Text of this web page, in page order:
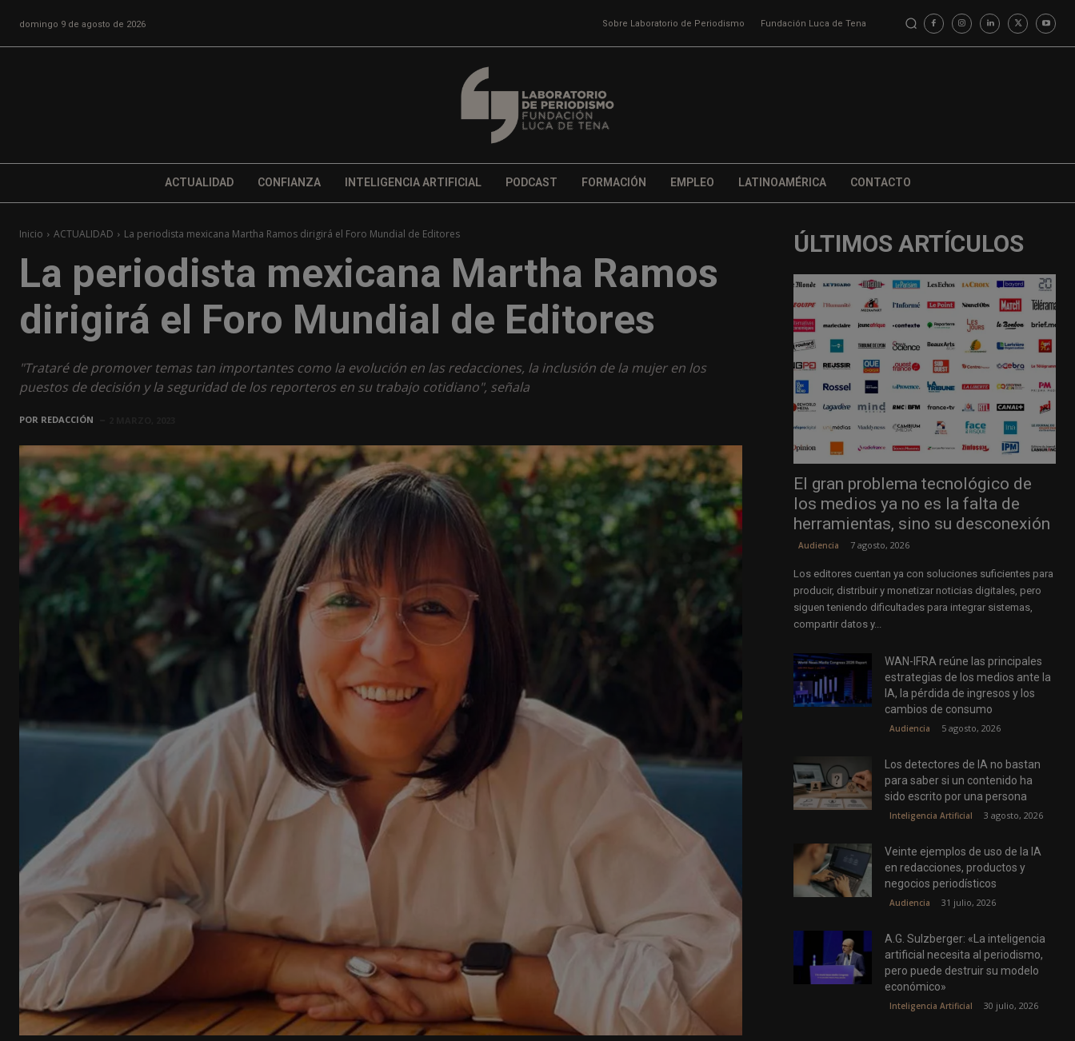
domingo 9 de agosto de 2026 Sobre Laboratorio de Periodismo Fundación Luca de Tena
ACTUALIDAD CONFIANZA INTELIGENCIA ARTIFICIAL PODCAST FORMACIÓN EMPLEO LATINOAMÉRICA CONTACTO
Inicio ACTUALIDAD La periodista mexicana Martha Ramos dirigirá el Foro Mundial de Editores
La periodista mexicana Martha Ramos
dirigirá el Foro Mundial de Editores
"Trataré de promover temas tan importantes como la evolución en las redacciones, la inclusión de la mujer en los
puestos de decisión y la seguridad de los reporteros en su trabajo cotidiano", señala
POR REDACCIÓN
ÚLTIMOS ARTÍCULOS
El gran problema tecnológico de
los medios ya no es la falta de
herramientas, sino su desconexión
Audiencia 7 agosto, 2026
Los editores cuentan ya con soluciones suficientes para
producir, distribuir y monetizar noticias digitales, pero
siguen teniendo dificultades para integrar sistemas,
compartir datos y...
WAN-IFRA reúne las principales
estrategias de los medios ante la
IA, la pérdida de ingresos y los
cambios de consumo
Audiencia 5 agosto, 2026
Los detectores de IA no bastan
para saber si un contenido ha
sido escrito por una persona
Inteligencia Artificial 3 agosto, 2026
Veinte ejemplos de uso de la IA
en redacciones, productos y
negocios periodísticos
Audiencia 31 julio, 2026
A.G. Sulzberger: «La inteligencia
artificial necesita al periodismo,
pero puede destruir su modelo
económico»
Inteligencia Artificial 30 julio, 2026